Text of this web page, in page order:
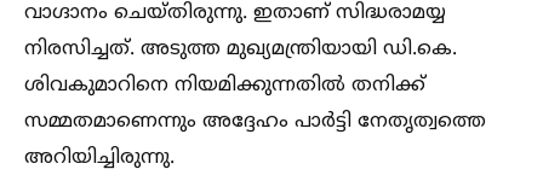
വാഗ്ദാനം ചെയ്തിരുന്നു. ഇതാണ് സിദ്ധരാമയ്യ
നിരസിച്ചത്. അടുത്ത മുഖ്യമന്ത്രിയായി ഡി.കെ.
ശിവകുമാറിനെ നിയമിക്കുന്നതില്‍ തനിക്ക്
സമ്മതമാണെന്നും അദ്ദേഹം പാർട്ടി നേതൃത്വത്തെ
അറിയിച്ചിരുന്നു.